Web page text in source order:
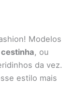
Modelos
, ou
da vez.
estilo mais